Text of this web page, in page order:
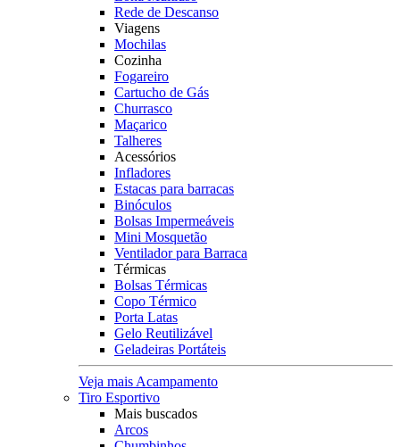
Rede de Descanso
Viagens
Mochilas
Cozinha
Fogareiro
Cartucho de Gás
Churrasco
Maçarico
Talheres
Acessórios
Infladores
Estacas para barracas
Binóculos
Bolsas Impermeáveis
Mini Mosquetão
Ventilador para Barraca
Térmicas
Bolsas Térmicas
Copo Térmico
Porta Latas
Gelo Reutilizável
Geladeiras Portáteis
Veja mais Acampamento
Tiro Esportivo
Mais buscados
Arcos